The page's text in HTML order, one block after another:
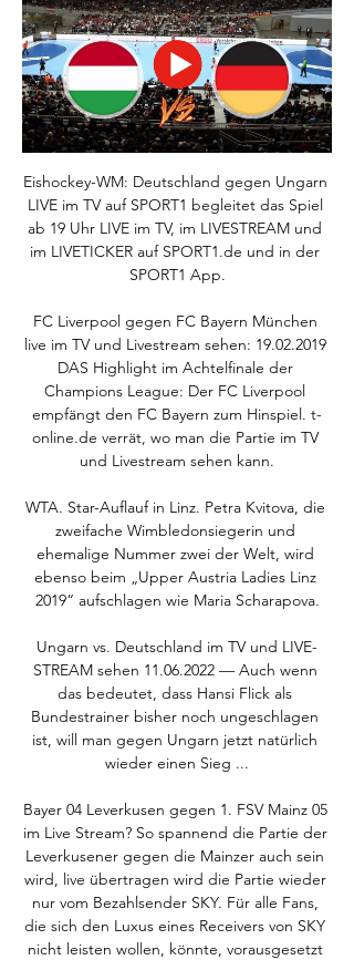
Eishockey-WM: Deutschland gegen Ungarn
LIVE im TV auf SPORT1 begleitet das Spiel
ab 19 Uhr LIVE im TV, im LIVESTREAM und
im LIVETICKER auf SPORT1.de und in der
SPORT1 App.
FC Liverpool gegen FC Bayern München
live im TV und Livestream sehen: 19.02.2019
DAS Highlight im Achtelfinale der
Champions League: Der FC Liverpool
empfängt den FC Bayern zum Hinspiel. t-
online.de verrät, wo man die Partie im TV
und Livestream sehen kann.
WTA. Star-Auflauf in Linz. Petra Kvitova, die
zweifache Wimbledonsiegerin und
ehemalige Nummer zwei der Welt, wird
ebenso beim „Upper Austria Ladies Linz
2019“ aufschlagen wie Maria Scharapova.
Ungarn vs. Deutschland im TV und LIVE-
STREAM sehen 11.06.2022 — Auch wenn
das bedeutet, dass Hansi Flick als
Bundestrainer bisher noch ungeschlagen
ist, will man gegen Ungarn jetzt natürlich
wieder einen Sieg ...
Bayer 04 Leverkusen gegen 1. FSV Mainz 05
im Live Stream? So spannend die Partie der
Leverkusener gegen die Mainzer auch sein
wird, live übertragen wird die Partie wieder
nur vom Bezahlsender SKY. Für alle Fans,
die sich den Luxus eines Receivers von SKY
nicht leisten wollen, könnte, vorausgesetzt